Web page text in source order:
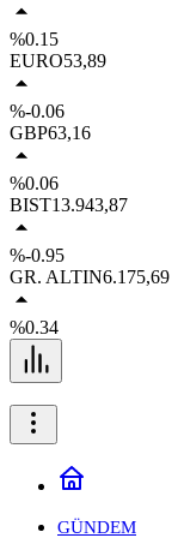
%0.15
EURO53,89
%-0.06
GBP63,16
%0.06
BIST13.943,87
%-0.95
GR. ALTIN6.175,69
%0.34
GÜNDEM